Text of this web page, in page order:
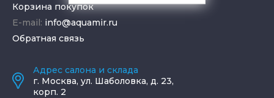
Корзина покупок
E-mail: info@aquamir.ru
Обратная связь
Адрес салона и склада
г. Москва, ул. Шаболовка, д. 23,
корп. 2